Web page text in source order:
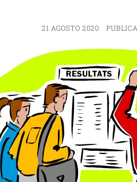
21 AGOSTO 2020